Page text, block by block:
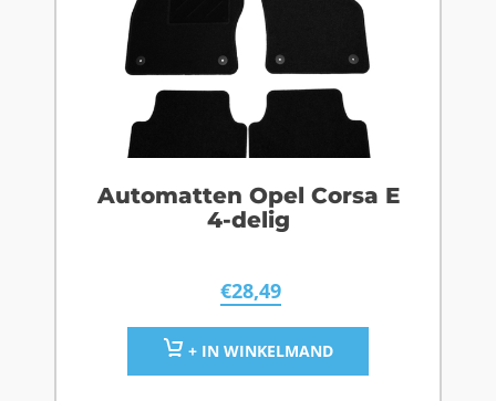
Automatten Opel Corsa E
4-delig
€28,49
+ IN WINKELMAND